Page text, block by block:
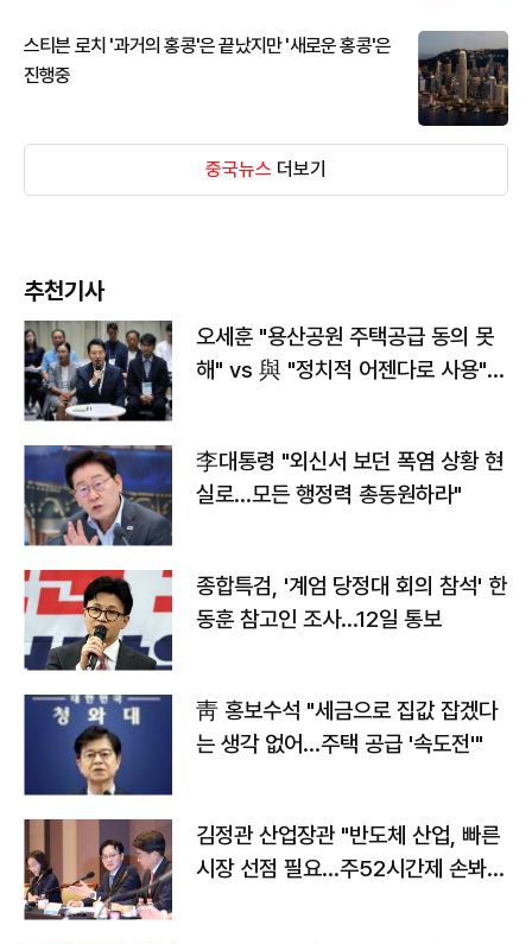
스티븐 로치 '과거의 홍콩'은 끝났지만 '새로운 홍콩'은
진행중
중국뉴스 더보기
추천기사
오세훈 "용산공원 주택공급 동의 못
해" vs 與 "정치적 어젠다로 사용"
李대통령 "외신서 보던 폭염 상황 현
실로…모든 행정력 총동원하라"
종합특검, '계엄 당정대 회의 참석' 한
동훈 참고인 조사...12일 통보
靑 홍보수석 "세금으로 집값 잡겠다
는 생각 없어…주택 공급 '속도전'"
김정관 산업장관 "반도체 산업, 빠른
시장 선점 필요…주52시간제 손봐